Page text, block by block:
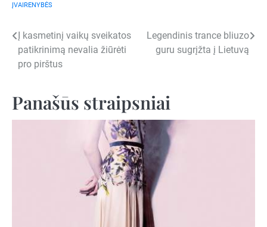
ĮVAIRENYBĖS
Navigacija
tarp
Į kasmetinį vaikų sveikatos
patikrinimą nevalia žiūrėti
pro pirštus
Legendinis trance bliuzo
guru sugrįžta į Lietuvą
Panašūs straipsniai